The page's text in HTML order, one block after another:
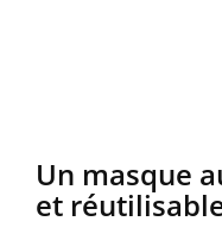
Un masque
et